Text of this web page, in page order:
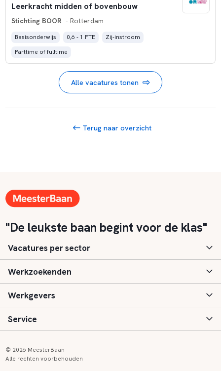
Leerkracht midden of bovenbouw
Stichting BOOR - Rotterdam
Basisonderwijs 0,6 - 1 FTE
Zij-instroom
Parttime of fulltime
Alle vacatures tonen
Terug naar overzicht
"De leukste baan begint voor de klas"
Vacatures per sector
Basisonderwijs
Speciaal (basis) onderwijs
Voortgezet onderwijs
Werkzoekenden
Aanmelden
Vacatures
Werkgevers
Inloggen
Service
© 2026 MeesterBaan
Alle rechten voorbehouden